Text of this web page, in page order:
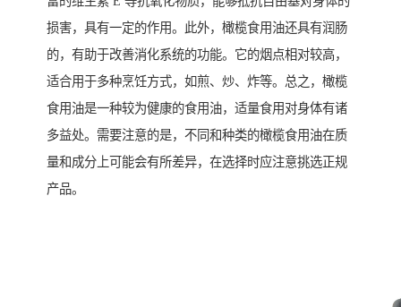
损害，具有一定的作用。此外，橄榄食用油还具有润肠
的，有助于改善消化系统的功能。它的烟点相对较高，
适合用于多种烹饪方式，如煎、炒、炸等。总之，橄榄
食用油是一种较为健康的食用油，适量食用对身体有诸
多益处。需要注意的是，不同和种类的橄榄食用油在质
量和成分上可能会有所差异，在选择时应注意挑选正规
产品。